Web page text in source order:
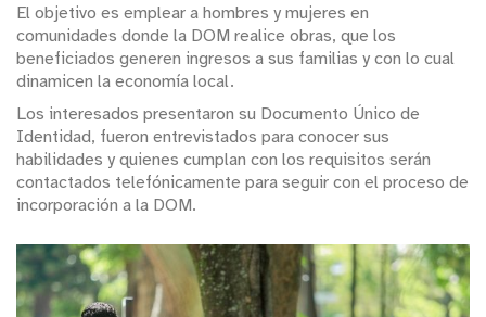
El objetivo es emplear a hombres y mujeres en
comunidades donde la DOM realice obras, que los
beneficiados generen ingresos a sus familias y con lo cual
dinamicen la economía local.
Los interesados presentaron su Documento Único de
Identidad, fueron entrevistados para conocer sus
habilidades y quienes cumplan con los requisitos serán
contactados telefónicamente para seguir con el proceso de
incorporación a la DOM.